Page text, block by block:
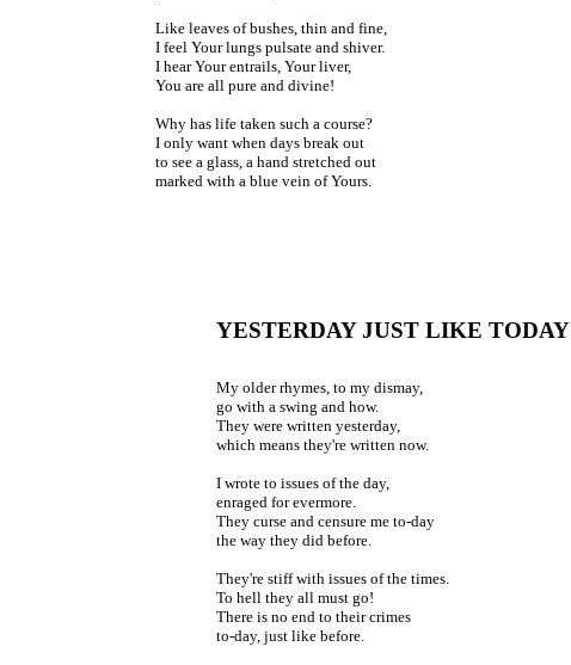
Like leaves of bushes, thin and fine,
I feel Your lungs pulsate and shiver.
I hear Your entrails, Your liver,
You are all pure and divine!
Why has life taken such a course?
I only want when days break out
to see a glass, a hand stretched out
marked with a blue vein of Yours.
YESTERDAY JUST LIKE TODAY
My older rhymes, to my dismay,
go with a swing and how.
They were written yesterday,
which means they're written now.
I wrote to issues of the day,
enraged for evermore.
They curse and censure me to-day
the way they did before.
They're stiff with issues of the times.
To hell they all must go!
There is no end to their crimes
to-day, just like before.